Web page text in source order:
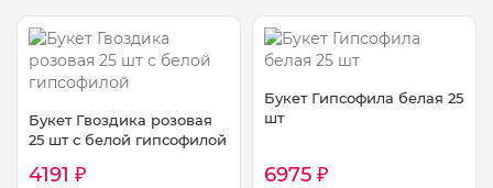
Букет Гвоздика розовая
25 шт с белой гипсофилой
4191 ₽
Букет Гипсофила белая 25
шт
6975 ₽